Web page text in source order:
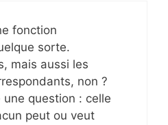
fonction
sorte.
mais aussi les
non ?
question : celle
peut ou veut